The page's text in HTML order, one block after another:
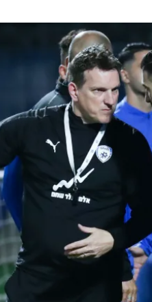
תל אביב
חיפה
באר שבע
נתניה
ליגה סינית